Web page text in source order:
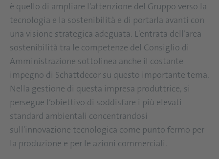
è quello di ampliare l'attenzione del Gruppo verso la
tecnologia e la sostenibilità e di portarla avanti con
una visione strategica adeguata. L'entrata dell’area
sostenibilità tra le competenze del Consiglio di
Amministrazione sottolinea anche il costante
impegno di Schattdecor su questo importante tema.
Nella gestione di questa impresa produttrice, si
persegue l’obiettivo di soddisfare i più elevati
standard ambientali concentrandosi
sull'innovazione tecnologica come punto fermo per
la produzione e per le azioni commerciali.